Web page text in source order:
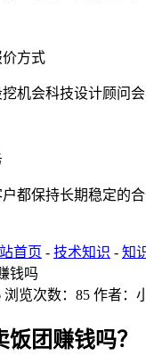
方式
机会科技设计顾问
都保持长期稳定的
首页 - 技术知识 - 知
钱吗
浏览次数：85 作者：
团赚钱吗？